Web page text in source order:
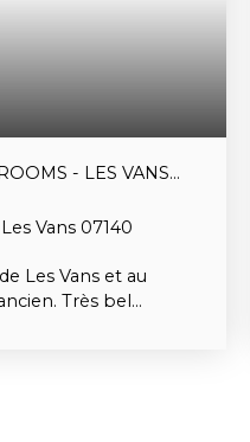
- LES VANS
Les Vans 07140
Les Vans et au
Très bel